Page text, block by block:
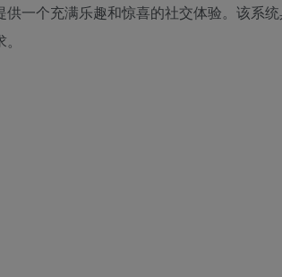
一个充满乐趣和惊喜的社交体验。该系